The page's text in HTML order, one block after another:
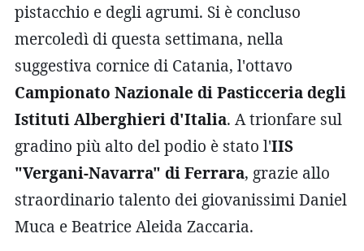
pistacchio e degli agrumi. Si è concluso
mercoledì di questa settimana, nella
suggestiva cornice di Catania, l'ottavo
Campionato Nazionale di Pasticceria degli
Istituti Alberghieri d'Italia. A trionfare sul
gradino più alto del podio è stato l'IIS
"Vergani-Navarra" di Ferrara, grazie allo
straordinario talento dei giovanissimi Daniel
Muca e Beatrice Aleida Zaccaria.